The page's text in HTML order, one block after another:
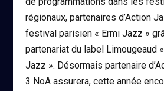
régionaux, partenaires d’Action
festival parisien « Ermi Jazz »
partenariat du label Limougeaud
Jazz ». Désormais partenaire
3 NoA assurera, cette année